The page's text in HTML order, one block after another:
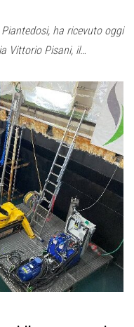
ha ricevuto oggi
Vittorio Pisani, il…